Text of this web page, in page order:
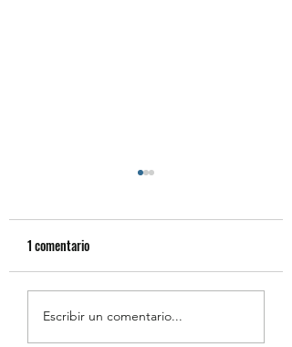
Resumen de la Semana de
1 comentario
Escribir un comentario...